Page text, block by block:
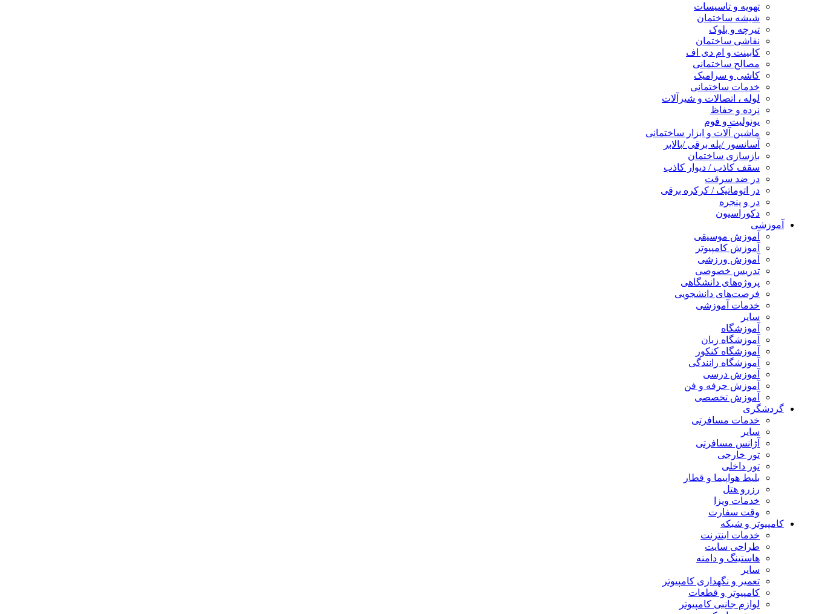
تهویه و تاسیسات
شیشه ساختمان
تیرچه و بلوک
نقاشی ساختمان
کابینت و ام دی اف
مصالح ساختمانی
کاشی و سرامیک
خدمات ساختمانی
لوله ، اتصالات و شیرآلات
نرده و حفاظ
یونولیت و فوم
ماشین آلات و ابزار ساختمانی
آسانسور /پله برقی /بالابر
بازسازی ساختمان
سقف کاذب / دیوار کاذب
در ضد سرقت
در اتوماتیک / کرکره برقی
در و پنجره
دکوراسیون
آموزشی
آموزش موسیقی
آموزش کامپیوتر
آموزش ورزشی
تدریس خصوصی
پروژه‌های دانشگاهی
فرصت‌های دانشجویی
خدمات آموزشی
سایر
آموزشگاه
آموزشگاه زبان
آموزشگاه کنکور
آموزشگاه رانندگی
آموزش درسی
آموزش حرفه و فن
آموزش تخصصی
گردشگری
خدمات مسافرتی
سایر
آژانس مسافرتی
تور خارجی
تور داخلی
بلیط هواپیما و قطار
رزرو هتل
خدمات ویزا
وقت سفارت
کامپیوتر و شبکه
خدمات اینترنت
طراحی سایت
هاستینگ و دامنه
سایر
تعمیر و نگهداری کامپیوتر
کامپیوتر و قطعات
لوازم جانبی کامپیوتر